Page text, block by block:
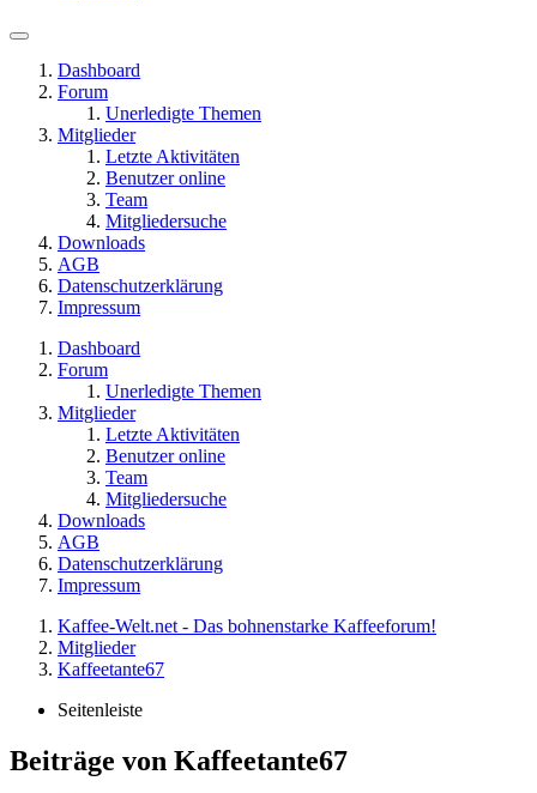
Dashboard
Forum
Unerledigte Themen
Mitglieder
Letzte Aktivitäten
Benutzer online
Team
Mitgliedersuche
Downloads
AGB
Datenschutzerklärung
Impressum
Dashboard
Forum
Unerledigte Themen
Mitglieder
Letzte Aktivitäten
Benutzer online
Team
Mitgliedersuche
Downloads
AGB
Datenschutzerklärung
Impressum
Kaffee-Welt.net - Das bohnenstarke Kaffeeforum!
Mitglieder
Kaffeetante67
Seitenleiste
Beiträge von Kaffeetante67